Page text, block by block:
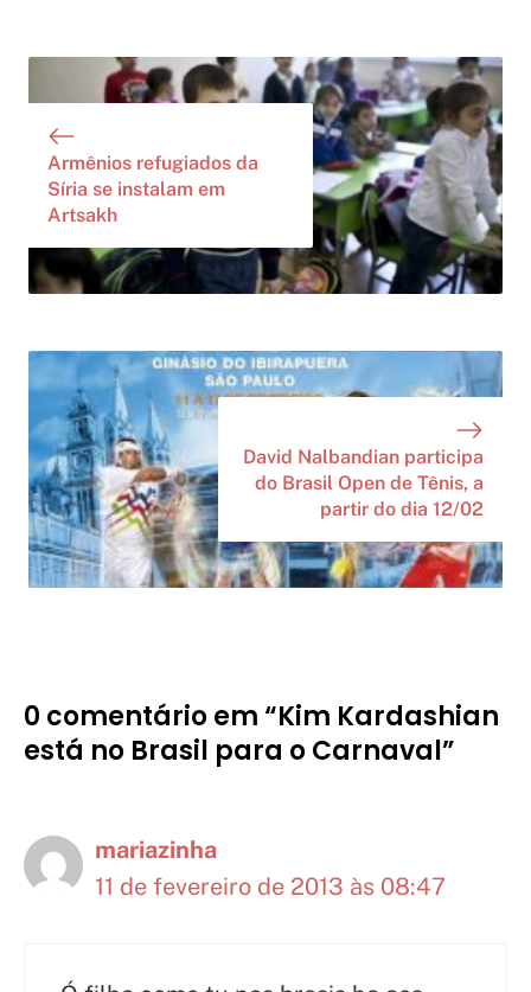
Armênios refugiados da
Síria se instalam em
Artsakh
David Nalbandian participa
do Brasil Open de Tênis, a
partir do dia 12/02
0 comentário em “Kim Kardashian
está no Brasil para o Carnaval”
mariazinha
11 de fevereiro de 2013 às 08:47